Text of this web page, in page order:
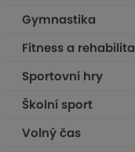
Gymnastika
Fitness a
Sportovní hry
Školní sport
Volný čas